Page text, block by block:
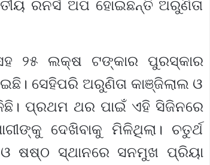
ରନର୍ସ ଅପ ହୋଇଛନ୍ତି ଅରୁଣିତା
୨୫ ଲକ୍ଷ ଟଙ୍କାର ପୁରସ୍କାର
ସେହିପରି ଅରୁଣିତା କାଞ୍ଜିଲାଲ ଓ
ପ୍ରଥମ ଥର ପାଇଁ ଏହି ସିଜିନରେ
ଦେଖିବାକୁ ମିଳିଥିଲା। ଚତୁର୍ଥ
ଷଷ୍ଠ ସ୍ଥାନରେ ସନମୁଖ ପ୍ରିୟା